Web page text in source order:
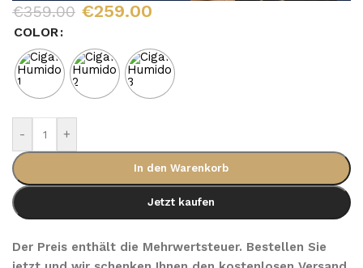
€359.00 €259.00
COLOR
- +
In den Warenkorb
Jetzt kaufen
Der Preis enthält die Mehrwertsteuer. Bestellen Sie